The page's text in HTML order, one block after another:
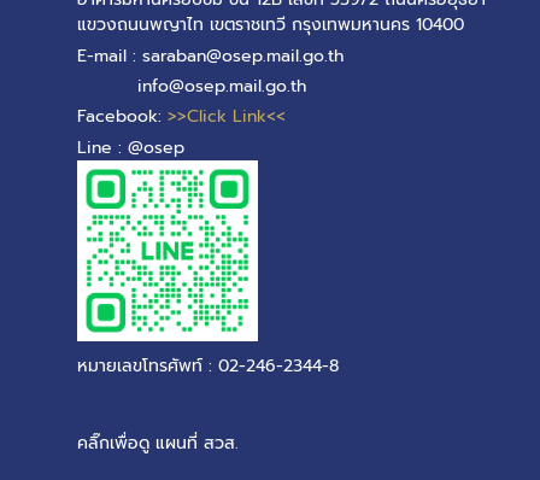
แขวงถนนพญาไท เขตราชเทวี กรุงเทพมหานคร 10400
E-mail : saraban@osep.mail.go.th
info@osep.mail.go.th
Facebook: >>Click Link<<
Line : @osep
หมายเลขโทรศัพท์ : 02-246-2344-8
คลิ๊กเพื่อดู แผนที่ สวส.